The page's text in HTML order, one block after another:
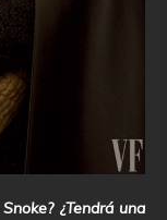
¿Tendrá una